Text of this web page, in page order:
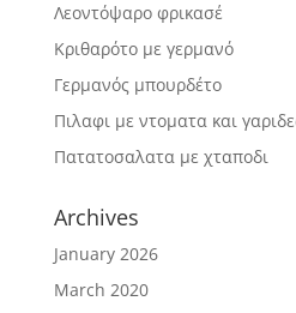
Λεοντόψαρο φρικασέ
Κριθαρότο με γερμανό
Γερμανός μπουρδέτο
Πιλαφι με ντοματα και
Πατατοσαλατα με χταποδι
Archives
January 2026
March 2020